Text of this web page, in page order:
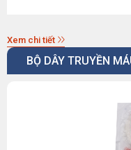
Xem chi tiết
BỘ DÂY TRUYỀN